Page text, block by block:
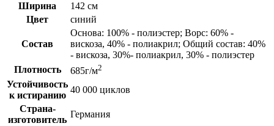
Ширина
142 см
Цвет
синий
Состав
Основа: 100% - полиэстер; Ворс: 60% -
вискоза, 40% - полиакрил; Общий состав: 40%
- вискоза, 30%- полиакрил, 30% - полиэстер
Плотность
685г/м2
Устойчивость
к истиранию
40 000 циклов
Страна-
изготовитель
Германия